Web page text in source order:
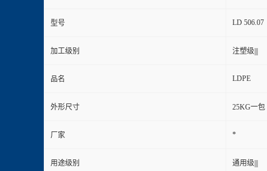
型号 LD 506.07
加工级别 注塑级|||
品名 LDPE
外形尺寸 25KG一包
厂家 *
用途级别 通用级|||